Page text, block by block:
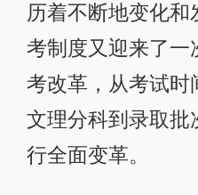
历着不断地变化
考制度又迎来了
考改革，从考试时
文理分科到录取
行全面变革。